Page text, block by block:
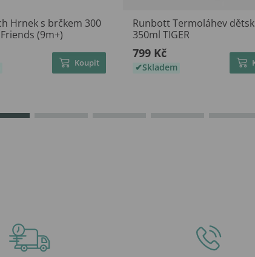
Hrnek s brčkem 300
(9m+)
Koupit
Runbott Termoláhev
350ml TIGER
799 Kč
Skladem